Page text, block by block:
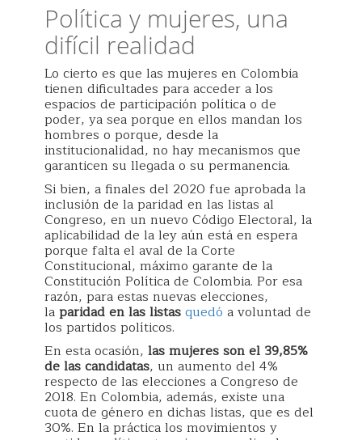
Política y mujeres, una
difícil realidad
Lo cierto es que las mujeres en Colombia
tienen dificultades para acceder a los
espacios de participación política o de
poder, ya sea porque en ellos mandan los
hombres o porque, desde la
institucionalidad, no hay mecanismos que
garanticen su llegada o su permanencia.
Si bien, a finales del 2020 fue aprobada la
inclusión de la paridad en las listas al
Congreso, en un nuevo Código Electoral, la
aplicabilidad de la ley aún está en espera
porque falta el aval de la Corte
Constitucional, máximo garante de la
Constitución Política de Colombia. Por esa
razón, para estas nuevas elecciones,
laparidad en las listasquedó a voluntad de
los partidos políticos.
En esta ocasión, las mujeres son el 39,85%
de las candidatas, un aumento del 4%
respecto de las elecciones a Congreso de
2018. En Colombia, además, existe una
cuota de género en dichas listas, que es del
30%. En la práctica los movimientos y